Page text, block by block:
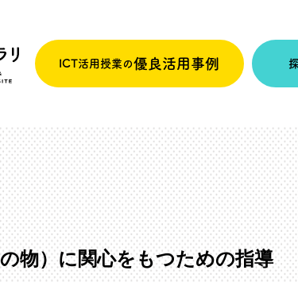
ICT活用授業の優良活用事例
物）に関心をもつための指導